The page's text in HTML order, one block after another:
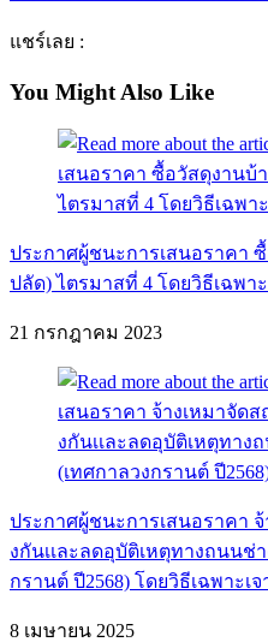
แชร์เลย :
You Might Also Like
ประกาศผู้ชนะการเสนอราคา
ปลัด) ไตรมาสที่ 4 โดยวิธีเฉพาะ
21 กรกฎาคม 2023
ประกาศผู้ชนะการเสนอราคา
งกันเเละลดอุบัติเหตุทางถนนช่
กรานต์ ปี2568) โดยวิธีเฉพาะเจ
8 เมษายน 2025